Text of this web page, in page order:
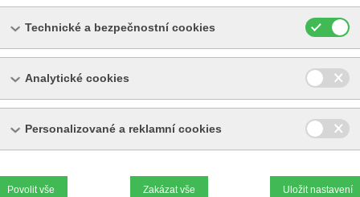
jinak, jsou uvedenéceny bez DPH
Technické a bezpečnostní cookies
Analytické cookies
Personalizované a reklamní cookies
Povolit vše Zakázat vše Uložit nastavení